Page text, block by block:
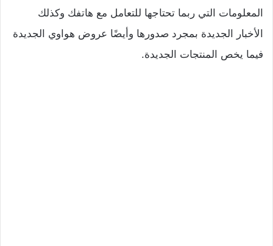
المعلومات التي ربما تحتاجها للتعامل مع هاتفك وكذلك
الأخبار الجديدة بمجرد صدورها وأيضًا عروض هواوي الجديدة
فيما يخص المنتجات الجديدة.